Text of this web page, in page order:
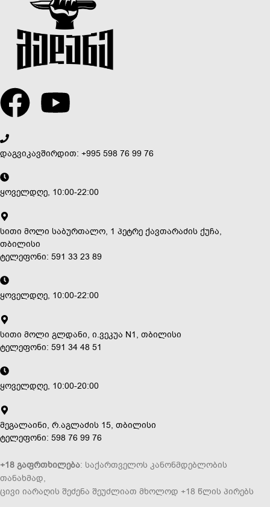
დაგვიკავშირდით: +995 598 76 99 76
ყოველდღე, 10:00-22:00
სითი მოლი საბურთალო, 1 პეტრე ქავთარაძის ქუჩა,
თბილისი
ტელეფონი: 591 33 23 89
ყოველდღე, 10:00-22:00
სითი მოლი გლდანი, ი.ვეკუა N1, თბილისი
ტელეფონი: 591 34 48 51
ყოველდღე, 10:00-20:00
მეგალაინი, რ.აგლაძის 15, თბილისი
ტელეფონი: 598 76 99 76
+18 გაფრთხილება: საქართველოს კანონმდებლობის
თანახმად,
ცივი იარაღის შეძენა შეუძლიათ მხოლოდ +18 წლის პირებს